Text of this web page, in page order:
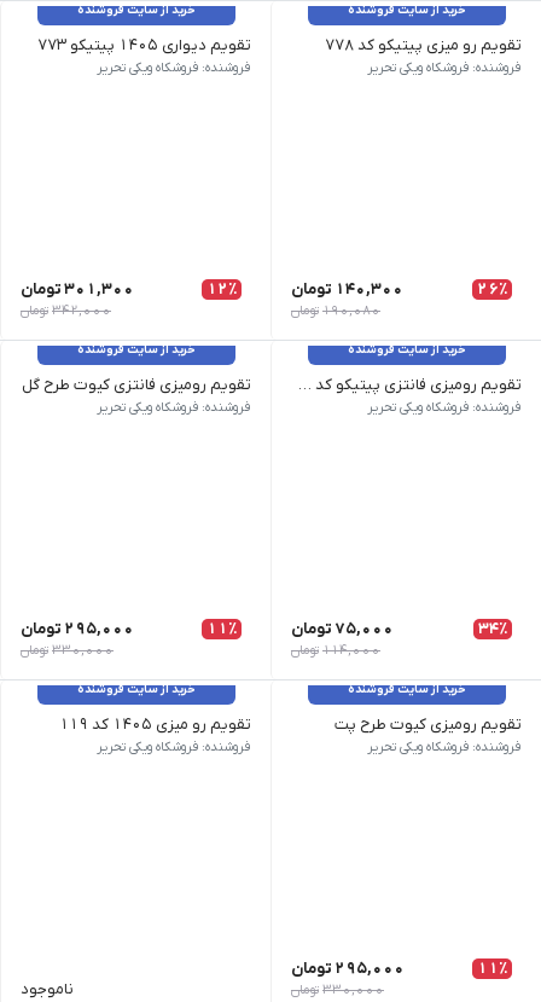
خرید از سایت فروشنده
تقویم رو میزی پیتیکو کد ۷۷۸
وزن 50 گرم نام محصول| تقویم رو میزی پیتیکو کد 778| ابعاد 12×12| نوع صحافی| فنری
فروشنده: فروشکاه ویکی تحریر
26٪ 140,300 تومان
190,080 تومان
خرید از سایت فروشنده
تقویم دیواری ۱۴۰۵ پیتیکو ۷۷۳
وزن 5 گرم | نام محصول: تقویم دیواری 1405 10 برگی | ابعاد: 49×33 سانتیمتر | سایر مشخصات: طراحی جدید
فروشنده: فروشکاه ویکی تحریر
12٪ 301,300تومان
342,000 تومان
خرید از سایت فروشنده
تقویم رومیزی فانتزی پیتیکو کد ۷۷۶ وزن 100 گرم | طرح رنگ : فانتزی | ابعاد: 8×10 | سایر مشخصات: جلد سخت
فروشنده: فروشکاه ویکی تحریر
34٪ 75,000 تومان
114,000 تومان
خرید از سایت فروشنده
تقویم رومیزی فانتزی کیوت طرح گل
وزن 500 گرم | نام محصول: تقویم رومیزی فانتزی کیوت طرح گل | طرح : گل-طبق عکس | سال 1405
فروشنده: فروشکاه ویکی تحریر
11٪ 295,000 تومان
330,000 تومان
خرید از سایت فروشنده
تقویم رومیزی کیوت طرح پت
وزن 500 گرم | نام محصول: تقویم رومیزی کیوت طرح پت | طرح : مطابق عکس | سایر مشخصات: پایه چوبی, جداشنونده
فروشنده: فروشکاه ویکی تحریر
11٪ 295,000 تومان
330,000 تومان
خرید از سایت فروشنده
تقویم رو میزی ۱۴۰۵ کد ۱۱۹
وزن 50 گرم | نام محصول: تقویم رو میزی 1405 کد 119 | طرح رنگ : رنگی پاستلی | سایر مشخصات: قابلیت چاپ طلاکوب | ابعاد: 23×12
فروشنده: فروشکاه ویکی تحریر
ناموجود